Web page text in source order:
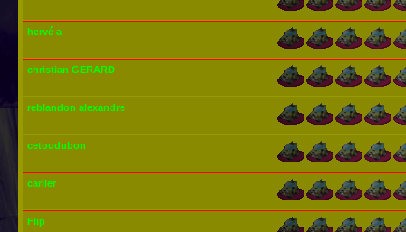
hervé a
christian GERARD
reblandon alexandre
cetoudubon
carlier
Flip